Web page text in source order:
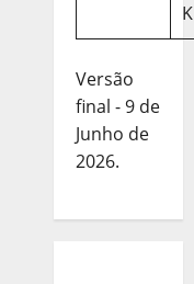
Versão
final - 9 de
Junho de
2026.